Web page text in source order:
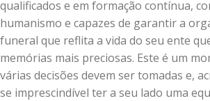
qualificados e em formação contínua,
humanismo e capazes de garantir a
funeral que reflita a vida do seu ente
memórias mais preciosas. Este é um
várias decisões devem ser tomadas e,
se imprescindível ter a seu lado uma